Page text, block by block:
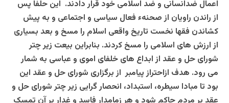
اعمال ضدانسانی و ضد اسلامی خود قرار دادند. این حلفا پس
از راندن راویان از صحنهء فعال سیاسی و اجتماعی و به پیش
کشاندن فقها نخست تاریخ واقعی اسلام را مسخ و بعد بسیاری
از ارزش های اسلامی را مسخ کردند. بنابراین بیعت زیر چتر
شورای حل و عقد از ابداع های خلفای اموی و عباسی به شمار
می رود. هدف ازاحتراز پیامبر از برگزاری شورای حل و عقد این
بود تا مبادا سیطره، استبداد، انحصار گرایی زیر چتر شورای حل و